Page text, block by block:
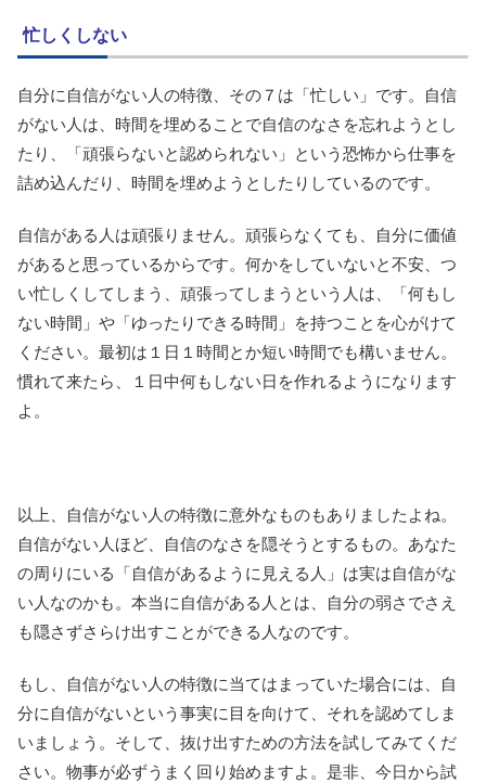
忙しくしない
自分に自信がない人の特徴、その７は「忙しい」です。自信
がない人は、時間を埋めることで自信のなさを忘れようとし
たり、「頑張らないと認められない」という恐怖から仕事を
詰め込んだり、時間を埋めようとしたりしているのです。
自信がある人は頑張りません。頑張らなくても、自分に価値
があると思っているからです。何かをしていないと不安、つ
い忙しくしてしまう、頑張ってしまうという人は、「何もし
ない時間」や「ゆったりできる時間」を持つことを心がけて
ください。最初は１日１時間とか短い時間でも構いません。
慣れて来たら、１日中何もしない日を作れるようになります
よ。
以上、自信がない人の特徴に意外なものもありましたよね。
自信がない人ほど、自信のなさを隠そうとするもの。あなた
の周りにいる「自信があるように見える人」は実は自信がな
い人なのかも。本当に自信がある人とは、自分の弱さでさえ
も隠さずさらけ出すことができる人なのです。
もし、自信がない人の特徴に当てはまっていた場合には、自
分に自信がないという事実に目を向けて、それを認めてしま
いましょう。そして、抜け出すための方法を試してみてくだ
さい。物事が必ずうまく回り始めますよ。是非、今日から試